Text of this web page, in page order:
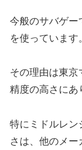
今般のサバゲー
を使っています
その理由は東京
精度の高さにあ
特にミドルレン
さは、他のメー